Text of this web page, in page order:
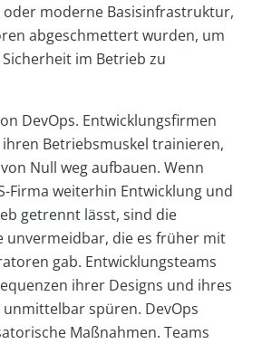
moderne Basisinfrastruktur,
abgeschmettert wurden, um
im Betrieb zu
DevOps. Entwicklungsfirmen
Betriebsmuskel trainieren,
Null weg aufbauen. Wenn
Firma weiterhin Entwicklung und
getrennt lässt, sind die
unvermeidbar, die es früher mit
gab. Entwicklungsteams
ihrer Designs und ihres
unmittelbar spüren. DevOps
Maßnahmen. Teams